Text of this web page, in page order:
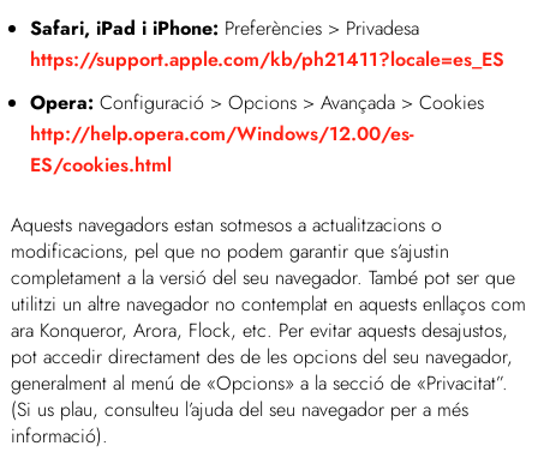
Safari, iPad i iPhone: Preferències > Privadesa
https://support.apple.com/kb/ph21411?locale=es_ES
Opera: Configuració > Opcions > Avançada > Cookies
http://help.opera.com/Windows/12.00/es-
ES/cookies.html
Aquests navegadors estan sotmesos a actualitzacions o
modificacions, pel que no podem garantir que s’ajustin
completament a la versió del seu navegador. També pot ser que
utilitzi un altre navegador no contemplat en aquests enllaços com
ara Konqueror, Arora, Flock, etc. Per evitar aquests desajustos,
pot accedir directament des de les opcions del seu navegador,
generalment al menú de «Opcions» a la secció de «Privacitat”.
(Si us plau, consulteu l’ajuda del seu navegador per a més
informació).